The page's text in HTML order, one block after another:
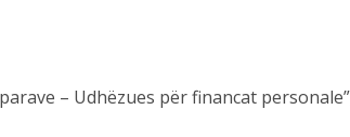
– Udhëzues për financat